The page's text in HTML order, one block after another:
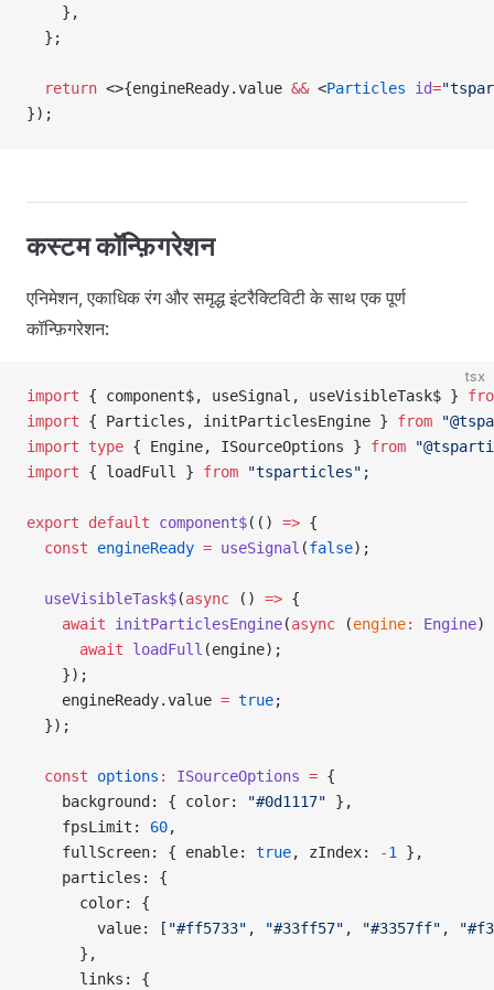
    },
  };
  return
<>{engineReady.value && <Particles id=
});
कस्टम कॉन्फ़िगरेशन
एनिमेशन, एकाधिक रंग और समृद्ध इंटरैक्टिविटी के साथ एक पूर्ण
कॉन्फ़िगरेशन:
tsx
import { component$, useSignal, useVisibleTask$ }
import { Particles, initParticlesEngine } from
import type { Engine, ISourceOptions } from
import { loadFull } from "tsparticles" ;
export default component$(() => {
  const
engineReady = useSignal (false);
  useVisibleTask$
(async () => {
    await
initParticlesEngine(async (engine: Engine)
      await
loadFull (engine);
    });
    engineReady.value
= true;
  });
  const
options : ISourceOptions = {
    background: { color:
"#0d1117" },
    fpsLimit:
60,
    fullScreen: { enable:
true, zIndex: -1
},
    particles: {
      color: {
        value: [
"#ff5733" , "#33ff57" , "#3357ff" ,
      },
      links: {